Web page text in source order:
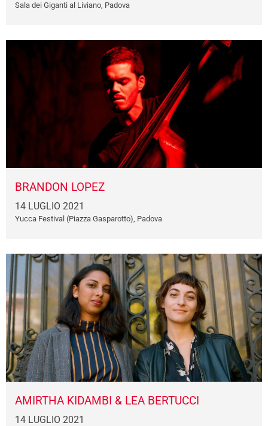
Sala dei Giganti al Liviano, Padova
BRANDON LOPEZ
14 LUGLIO 2021
Yucca Festival (Piazza Gasparotto), Padova
AMIRTHA KIDAMBI & LEA BERTUCCI
14 LUGLIO 2021